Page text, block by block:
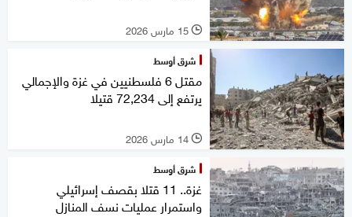
l 15 مارس 2026
شرق أوسط
مقتل 6 فلسطنيين في غزة والإجمالي
يرتفع إلى 72,234 قتيلا
l 14 مارس 2026
شرق أوسط
غزة.. 11 قتلا بقصف إسرائيلي
واستمرار عمليات نسف المنازل